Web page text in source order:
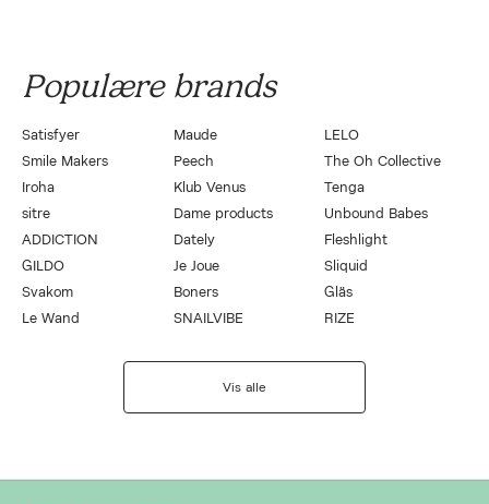
Populære brands
Satisfyer Maude
LELO
Smile Makers
Peech
The Oh Collective
Iroha
Klub Venus
Tenga
sitre
Dame products
Unbound Babes
ADDICTION
Dately
Fleshlight
GILDO
Je Joue
Sliquid
Svakom
Boners
Gläs
Le Wand
SNAILVIBE RIZE
Vis alle